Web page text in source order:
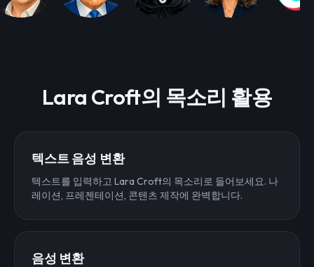
Lara Croft의 목소리 활용
텍스트 음성 변환
텍스트를 입력하고 Lara Croft의 목소리로 들어보세요. 나
레이션, 프레젠테이션, 콘텐츠 제작에 완벽합니다.
음성 변환